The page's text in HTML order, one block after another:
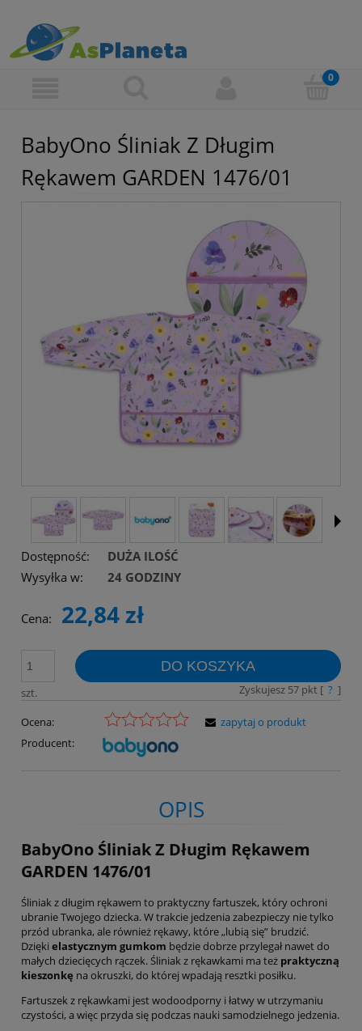
BabyOno Śliniak Z Długim
Rękawem GARDEN 1476/01
Dostępność:
DUŻA ILOŚĆ
Wysyłka w:
24 GODZINY
Cena: 22,84 zł
szt.
DO KOSZYKA
Zyskujesz 57pkt [ ? ]
Ocena:
Producent:
zapytaj o produkt
OPIS
BabyOno Śliniak Z Długim Rękawem
GARDEN 1476/01
Śliniak z długim rękawem to praktyczny fartuszek, który ochroni
ubranie Twojego dziecka. W trakcie jedzenia zabezpieczy nie tylko
przód ubranka, ale również rękawy, które „lubią się” brudzić.
Dzięki elastycznym gumkom będzie dobrze przylegał nawet do
małych dziecięcych rączek. Śliniak z rękawkami ma też praktyczną
kieszonkę na okruszki, do której wpadają resztki posiłku.
Fartuszek z rękawkami jest wodoodporny i łatwy w utrzymaniu
czystości, a więc przyda się podczas nauki samodzielnego jedzenia.